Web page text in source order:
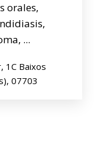
orales,
...
1C Baixos
07703